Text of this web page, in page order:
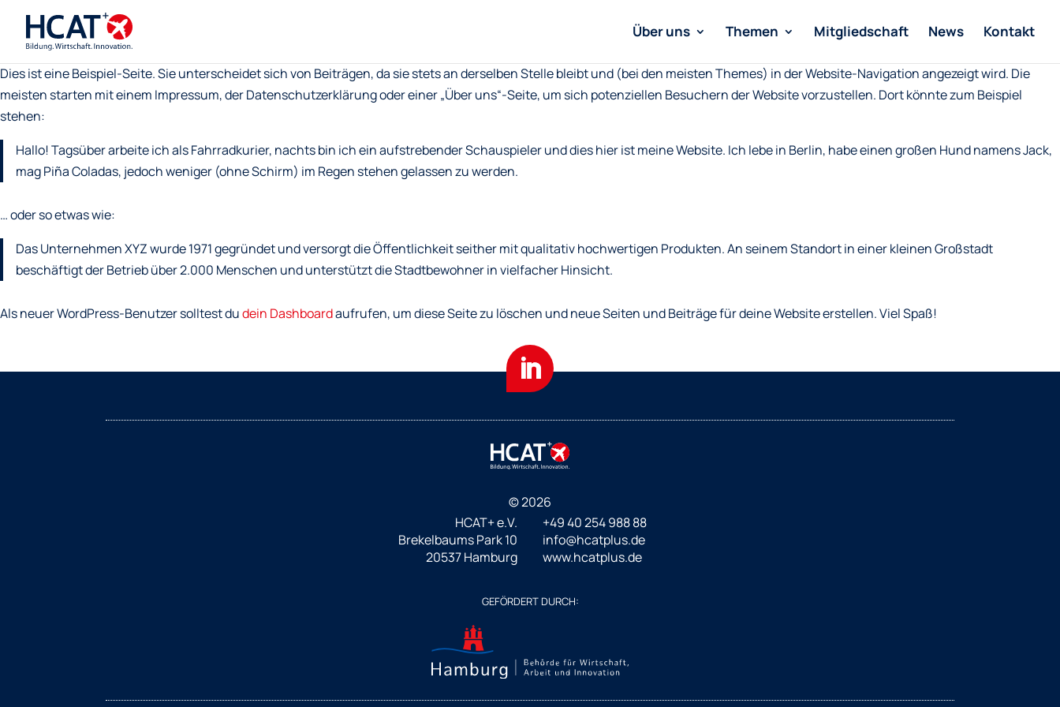
Über uns Themen Mitgliedschaft News Kontakt
Dies ist eine Beispiel-Seite. Sie unterscheidet sich von Beiträgen, da sie stets an derselben Stelle bleibt und (bei den meisten Themes) in der Website-Navigation angezeigt wird. Die
meisten starten mit einem Impressum, der Datenschutzerklärung oder einer „Über uns“-Seite, um sich potenziellen Besuchern der Website vorzustellen. Dort könnte zum Beispiel
stehen:
Hallo! Tagsüber arbeite ich als Fahrradkurier, nachts bin ich ein aufstrebender Schauspieler und dies hier ist meine Website. Ich lebe in Berlin, habe einen großen Hund namens Jack,
mag Piña Coladas, jedoch weniger (ohne Schirm) im Regen stehen gelassen zu werden.
… oder so etwas wie:
Das Unternehmen XYZ wurde 1971 gegründet und versorgt die Öffentlichkeit seither mit qualitativ hochwertigen Produkten. An seinem Standort in einer kleinen Großstadt
beschäftigt der Betrieb über 2.000 Menschen und unterstützt die Stadtbewohner in vielfacher Hinsicht.
Als neuer WordPress-Benutzer solltest dudein Dashboardaufrufen, um diese Seite zu löschen und neue Seiten und Beiträge für deine Website erstellen. Viel Spaß!
© 2026
HCAT+ e.V.
Brekelbaums Park 10
20537 Hamburg
+49 40 254 988 88
info@hcatplus.de
www.hcatplus.de
GEFÖRDERT DURCH: